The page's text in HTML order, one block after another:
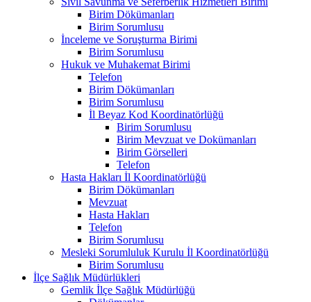
Birim Dökümanları
Birim Sorumlusu
İnceleme ve Soruşturma Birimi
Birim Sorumlusu
Hukuk ve Muhakemat Birimi
Telefon
Birim Dökümanları
Birim Sorumlusu
İl Beyaz Kod Koordinatörlüğü
Birim Sorumlusu
Birim Mevzuat ve Dokümanları
Birim Görselleri
Telefon
Hasta Hakları İl Koordinatörlüğü
Birim Dökümanları
Mevzuat
Hasta Hakları
Telefon
Birim Sorumlusu
Mesleki Sorumluluk Kurulu İl Koordinatörlüğü
Birim Sorumlusu
İlçe Sağlık Müdürlükleri
Gemlik İlçe Sağlık Müdürlüğü